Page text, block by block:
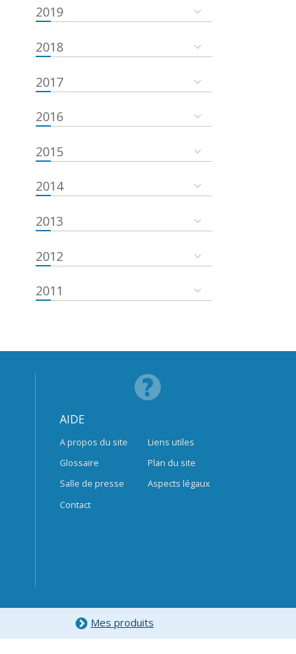
2019
2018
2017
2016
2015
2014
2013
2012
2011
AIDE
A propos du site
Glossaire
Salle de presse
Contact
Liens utiles
Plan du site
Aspects légaux
Mes produits